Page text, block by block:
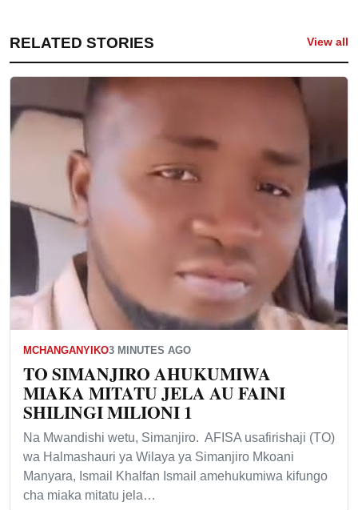
RELATED STORIES View all
MCHANGANYIKO3 MINUTES AGO
TO SIMANJIRO AHUKUMIWA
MIAKA MITATU JELA AU FAINI
SHILINGI MILIONI 1
Na Mwandishi wetu, Simanjiro. AFISA usafirishaji (TO)
wa Halmashauri ya Wilaya ya Simanjiro Mkoani
Manyara, Ismail Khalfan Ismail amehukumiwa kifungo
cha miaka mitatu jela…